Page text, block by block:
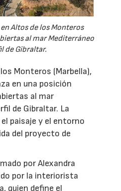
Altos de los Monteros
al mar Mediterráneo
de Gibraltar.
Monteros (Marbella),
en una posición
al mar
de Gibraltar. La
paisaje y el entorno
del proyecto de
por Alexandra
por la interiorista
quien define el